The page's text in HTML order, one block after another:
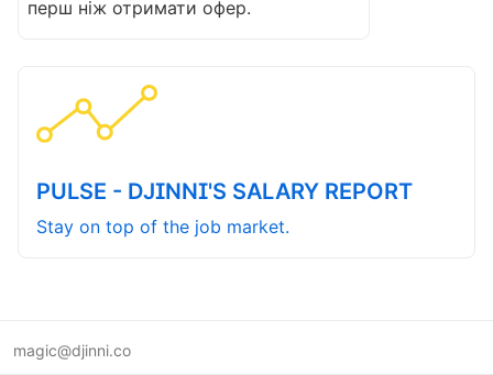
перш ніж отримати офер.
PULSE - DJINNI'S SALARY REPORT
Stay on top of the job market.
magic@djinni.co